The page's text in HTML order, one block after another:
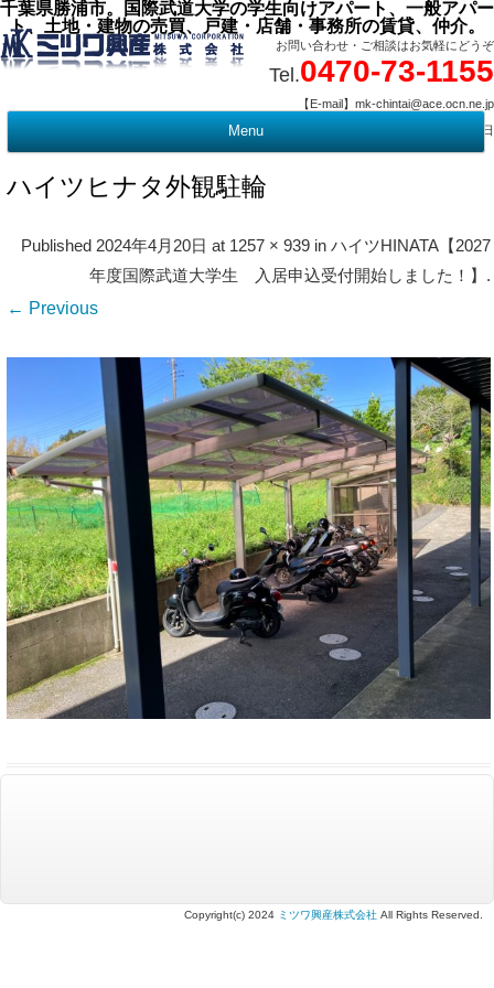
千葉県勝浦市。国際武道大学の学生向けアパート、一般アパー
ト、土地・建物の売買、戸建・店舗・事務所の賃貸、仲介。
お問い合わせ・ご相談はお気軽にどうぞ
Tel.0470-73-1155
【E-mail】mk-chintai@ace.ocn.ne.jp
【営業時間】09:00 ～ 17:15 【定 休 日】水曜・祭日
Menu
ハイツヒナタ外観駐輪
Published2024年4月20日 at 1257 × 939 inハイツHINATA【2027
年度国際武道大学生 入居申込受付開始しました！】 .
← Previous
Copyright(c) 2024 ミツワ興産株式会社 All Rights Reserved.